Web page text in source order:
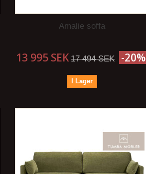
Amalie soffa
13 995 SEK 17 494 SEK -20%
I Lager